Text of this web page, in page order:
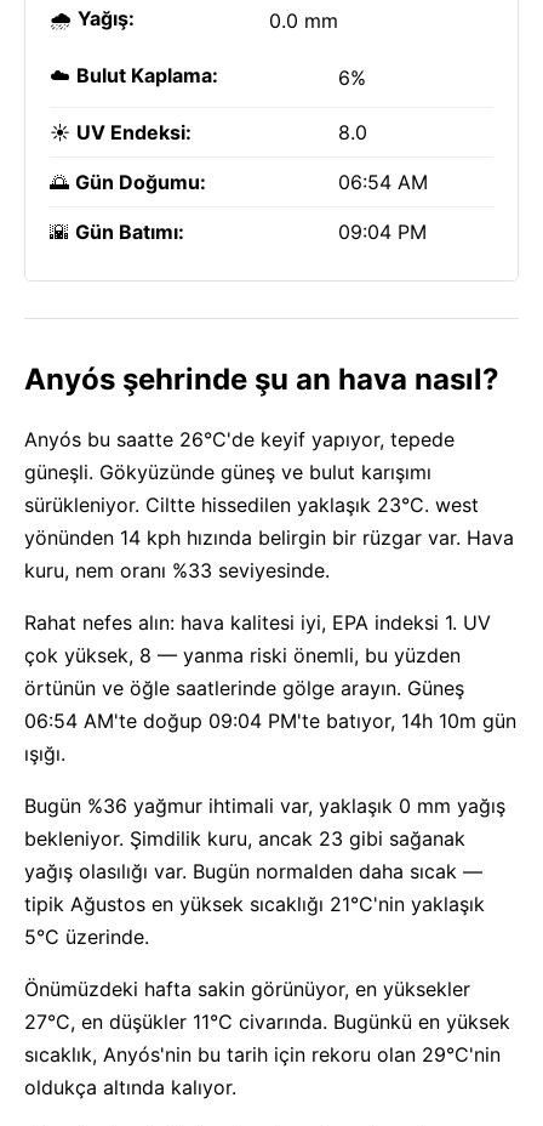
🌧️ Yağış: 0.0 mm
☁️ Bulut Kaplama: 6%
☀️ UV Endeksi: 8.0
🌅 Gün Doğumu: 06:54 AM
🌇 Gün Batımı: 09:04 PM
Anyós şehrinde şu an hava nasıl?
Anyós bu saatte 26°C'de keyif yapıyor, tepede
güneşli. Gökyüzünde güneş ve bulut karışımı
sürükleniyor. Ciltte hissedilen yaklaşık 23°C. west
yönünden 14 kph hızında belirgin bir rüzgar var. Hava
kuru, nem oranı %33 seviyesinde.
Rahat nefes alın: hava kalitesi iyi, EPA indeksi 1. UV
çok yüksek, 8 — yanma riski önemli, bu yüzden
örtünün ve öğle saatlerinde gölge arayın. Güneş
06:54 AM'te doğup 09:04 PM'te batıyor, 14h 10m gün
ışığı.
Bugün %36 yağmur ihtimali var, yaklaşık 0 mm yağış
bekleniyor. Şimdilik kuru, ancak 23 gibi sağanak
yağış olasılığı var. Bugün normalden daha sıcak —
tipik Ağustos en yüksek sıcaklığı 21°C'nin yaklaşık
5°C üzerinde.
Önümüzdeki hafta sakin görünüyor, en yüksekler
27°C, en düşükler 11°C civarında. Bugünkü en yüksek
sıcaklık, Anyós'nin bu tarih için rekoru olan 29°C'nin
oldukça altında kalıyor.